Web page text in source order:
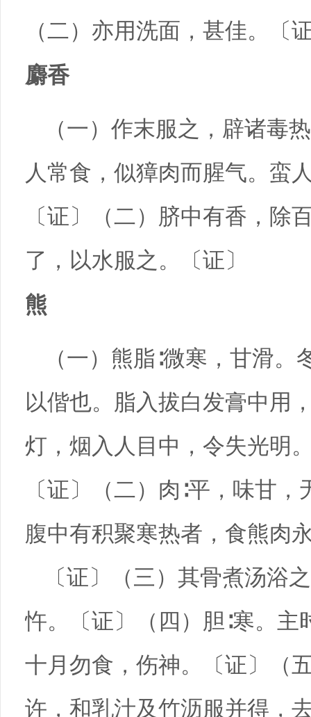
（二）亦用洗面，甚佳。〔
麝香
（一）作末服之，辟诸毒
人常食，似獐肉而腥气。蛮
〔证〕（二）脐中有香，除
了，以水服之。〔证〕
熊
（一）熊脂∶微寒，甘滑
以偕也。脂入拔白发膏中用
灯，烟入人目中，令失光明
〔证〕（二）肉∶平，味甘
腹中有积聚寒热者，食熊肉
〔证〕（三）其骨煮汤浴
忤。〔证〕（四）胆∶寒。
十月勿食，伤神。〔证〕（
许，和乳汁及竹沥服并得，